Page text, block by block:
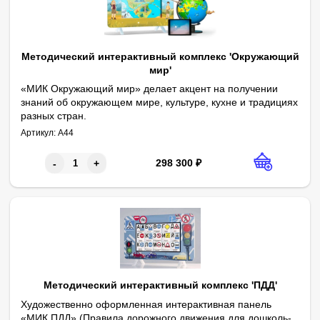
Методический интерактивный комплекс 'Окружающий
мир'
«МИК Окружающий мир» делает акцент на получении
знаний об окружающем мире, культуре, кухне и традициях
разных стран.
Комплектация:
Интерактивная сенсорная панель 25 дюймов (Full HD,
Программное обеспечение «География» в интерактивной
В приложении 6 категорий: культура, животные,
Можно играть как в одиночку, так и командами.
Артикул: А44
- + 298 300 ₽
Методический интерактивный комплекс 'ПДД'
Художественно оформленная интерактивная панель
«МИК ПДД» (Правила дорожного дви­жения для до­школь­